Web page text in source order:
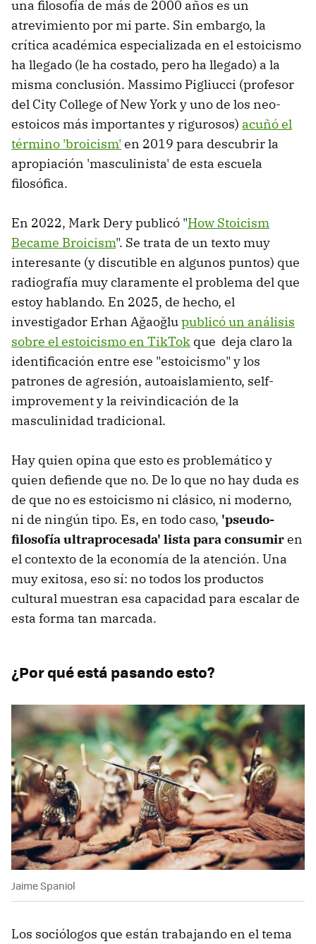
una filosofía de más de 2000 años es un
atrevimiento por mi parte. Sin embargo, la
crítica académica especializada en el estoicismo
ha llegado (le ha costado, pero ha llegado) a la
misma conclusión. Massimo Pigliucci (profesor
del City College of New York y uno de los neo-
estoicos más importantes y rigurosos) acuñó el
término 'broicism' en 2019 para descubrir la
apropiación 'masculinista' de esta escuela
filosófica.
En 2022, Mark Dery publicó "How Stoicism
Became Broicism". Se trata de un texto muy
interesante (y discutible en algunos puntos) que
radiografía muy claramente el problema del que
estoy hablando. En 2025, de hecho, el
investigador Erhan Ağaoğlupublicó un análisis
sobre el estoicismo en TikTok que deja claro la
identificación entre ese "estoicismo" y los
patrones de agresión, autoaislamiento, self-
improvement y la reivindicación de la
masculinidad tradicional.
Hay quien opina que esto es problemático y
quien defiende que no. De lo que no hay duda es
de que no es estoicismo ni clásico, ni moderno,
ni de ningún tipo. Es, en todo caso, 'pseudo-
filosofía ultraprocesada' lista para consumiren
el contexto de la economía de la atención. Una
muy exitosa, eso sí: no todos los productos
cultural muestran esa capacidad para escalar de
esta forma tan marcada.
¿Por qué está pasando esto?
Jaime Spaniol
Los sociólogos que están trabajando en el tema